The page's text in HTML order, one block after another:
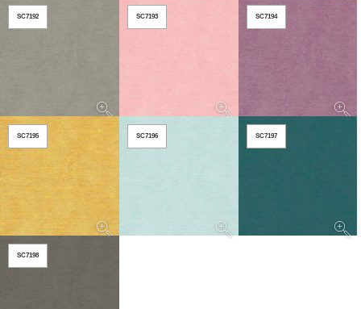
SC7192 SC7193 SC7194
SC7195 SC7196 SC7197
SC7198